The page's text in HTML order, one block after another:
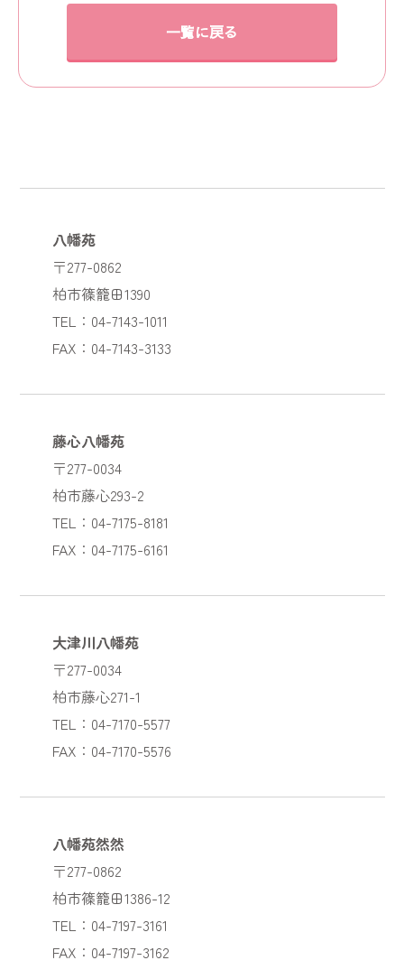
一覧に戻る
八幡苑
〒277-0862
柏市篠籠田1390
TEL：04-7143-1011
FAX：04-7143-3133
藤心八幡苑
〒277-0034
柏市藤心293-2
TEL：04-7175-8181
FAX：04-7175-6161
大津川八幡苑
〒277-0034
柏市藤心271-1
TEL：04-7170-5577
FAX：04-7170-5576
八幡苑然然
〒277-0862
柏市篠籠田1386-12
TEL：04-7197-3161
FAX：04-7197-3162